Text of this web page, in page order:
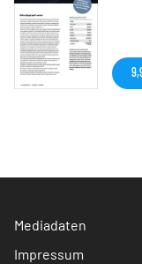
Mediadaten
Impressum